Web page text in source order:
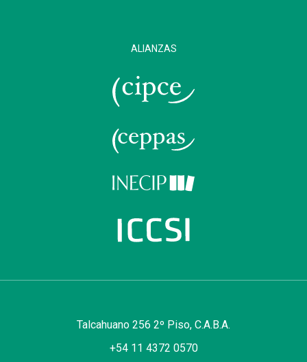
ALIANZAS
Talcahuano 256 2º Piso, C.A.B.A.
+54 11 4372 0570